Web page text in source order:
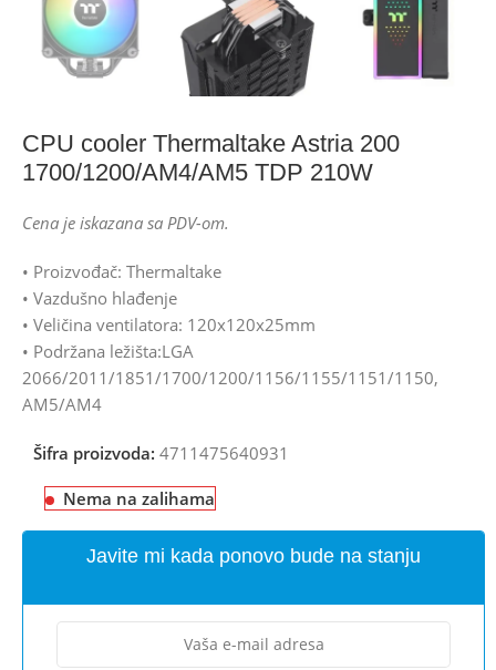
CPU cooler Thermaltake Astria 200
1700/1200/AM4/AM5 TDP 210W
Cena je iskazana sa PDV-om.
• Proizvođač: Thermaltake
• Vazdušno hlađenje
• Veličina ventilatora: 120x120x25mm
• Podržana ležišta:LGA
2066/2011/1851/1700/1200/1156/1155/1151/1150,
AM5/AM4
Šifra proizvoda:4711475640931
Nema na zalihama
Javite mi kada ponovo bude na stanju